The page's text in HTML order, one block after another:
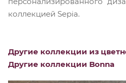
коллекцией Sepia.
Другие коллекции из
Другие коллекции Bonna